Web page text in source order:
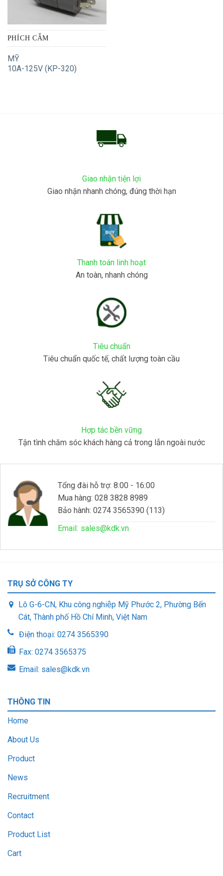
PHÍCH CẮM
MỸ
10A-125V (KP-320)
Giao nhận tiện lợi
Giao nhận nhanh chóng, đúng thời hạn
Thanh toán linh hoạt
An toàn, nhanh chóng
Tiêu chuẩn
Tiêu chuẩn quốc tế, chất lượng toàn cầu
Hợp tác bền vững
Tận tình chăm sóc khách hàng cả trong lẫn ngoài nước
Tổng đài hỗ trợ: 8:00 - 16:00
Mua hàng: 028 3828 8989
Bảo hành: 0274 3565390 (113)
Email: sales@kdk.vn
TRỤ SỞ CÔNG TY
Lô G-6-CN, Khu công nghiệp Mỹ Phước 2, Phường Bến
Cát, Thành phố Hồ Chí Minh, Việt Nam
Điện thoại: 0274 3565390
Fax: 0274 3565375
Email: sales@kdk.vn
THÔNG TIN
Home
About Us
Product
News
Recruitment
Contact
Product List
Cart